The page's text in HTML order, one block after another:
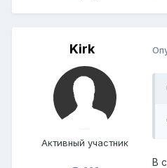
Kirk
Активный участник
В